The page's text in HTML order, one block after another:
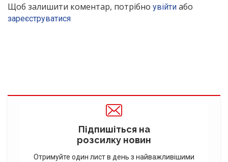
Щоб залишити коментар, потрібно увійти або
зареєструватися
Підпишіться на
розсилку новин
Отримуйте один лист в день з найважливішими